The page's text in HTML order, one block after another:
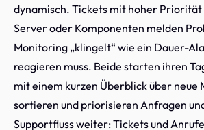
dynamisch. Tickets mit hoher
Server oder Komponenten melden
Monitoring „klingelt“ wie ein Dauer-
reagieren muss. Beide starten ihren
mit einem kurzen Überblick über neue
sortieren und priorisieren Anfragen
Supportfluss weiter: Tickets und